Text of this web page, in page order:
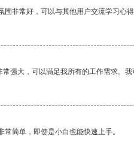
围非常好，可以与其他用户交流学习心得
强大，可以满足我所有的工作需求。
常简单，即使是小白也能快速上手。